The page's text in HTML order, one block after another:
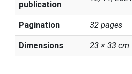
publication
Pagination 32 pages
Dimensions 23 × 33 cm